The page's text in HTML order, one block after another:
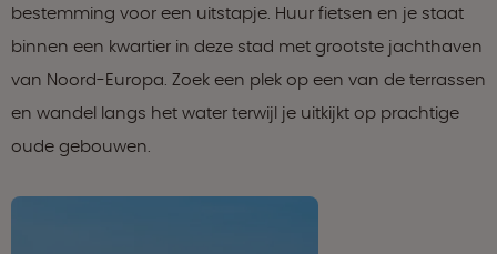
bestemming voor een uitstapje. Huur fietsen en je staat
binnen een kwartier in deze stad met grootste jachthaven
van Noord-Europa. Zoek een plek op een van de terrassen
en wandel langs het water terwijl je uitkijkt op prachtige
oude gebouwen.